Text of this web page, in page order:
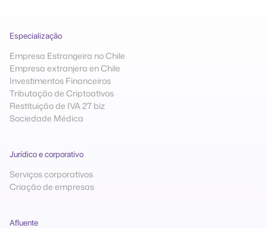
Especialização
Empresa Estrangeira no Chile
Empresa extranjera en Chile
Investimentos Financeiros
Tributação de Criptoativos
Restituição de IVA 27 biz
Sociedade Médica
Jurídico e corporativo
Serviços corporativos
Criação de empresas
Afluente